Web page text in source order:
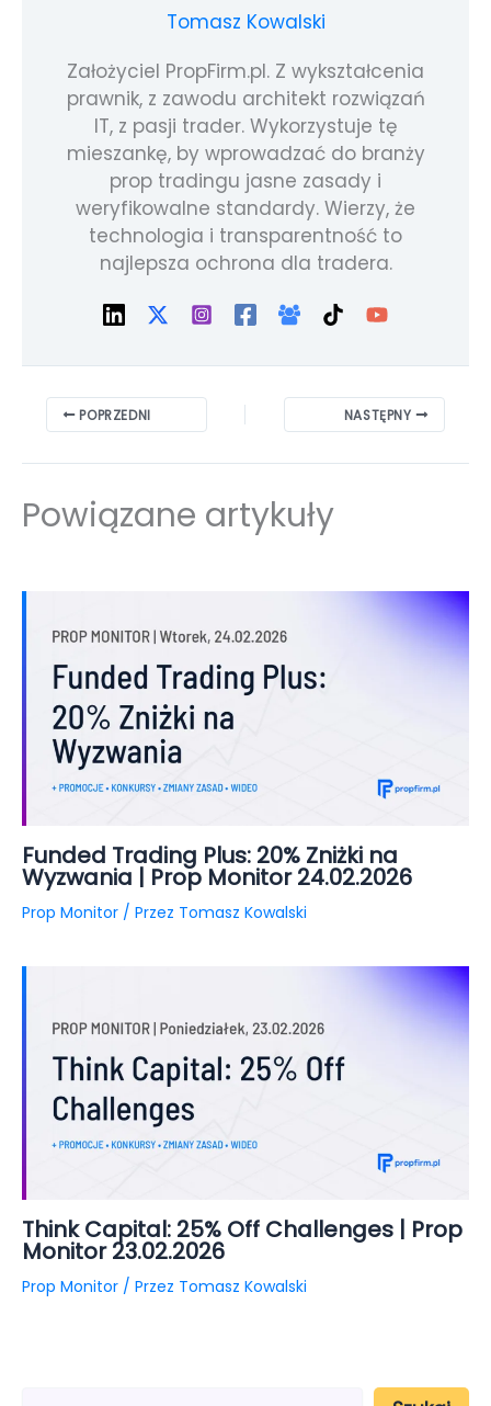
Tomasz Kowalski
Założyciel PropFirm.pl. Z wykształcenia
prawnik, z zawodu architekt rozwiązań
IT, z pasji trader. Wykorzystuje tę
mieszankę, by wprowadzać do branży
prop tradingu jasne zasady i
weryfikowalne standardy. Wierzy, że
technologia i transparentność to
najlepsza ochrona dla tradera.
POPRZEDNI NASTĘPNY
Powiązane artykuły
Funded Trading Plus: 20% Zniżki na
Wyzwania | Prop Monitor 24.02.2026
Prop Monitor / Przez Tomasz Kowalski
Think Capital: 25% Off Challenges | Prop
Monitor 23.02.2026
Prop Monitor / Przez Tomasz Kowalski